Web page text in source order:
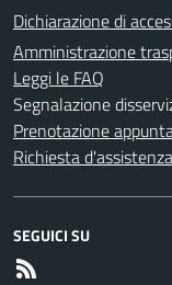
Dichiarazione di
Amministrazione
Leggi le FAQ
Segnalazione
Prenotazione
Richiesta d'assistenza
SEGUICI SU